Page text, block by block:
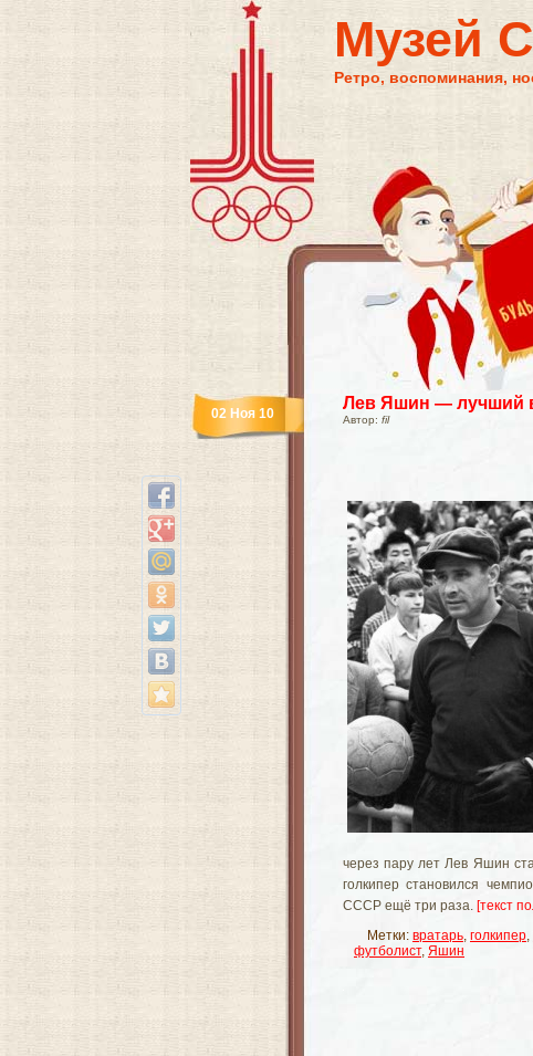
Музей
Ретро, воспоминания,
Лев Яшин — лучший
Автор: fil
02 Ноя 10
через пару лет Лев Яшин
голкипер становился
СССР ещё три раза. [текст
Метки: вратарь, голкипер,
футболист, Яшин